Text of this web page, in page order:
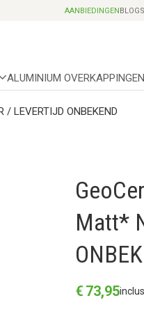
AANBIEDINGENBLOGS
ALUMINIUM OVERKAPPINGEN
LEVERTIJD ONBEKEND
Matt*
€ 73,95